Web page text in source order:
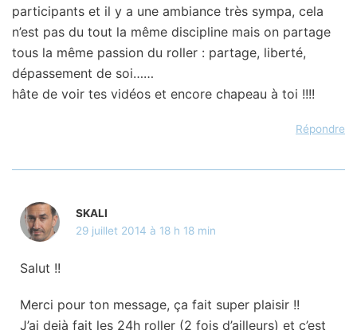
participants et il y a une ambiance très sympa, cela
n’est pas du tout la même discipline mais on partage
tous la même passion du roller : partage, liberté,
dépassement de soi……
hâte de voir tes vidéos et encore chapeau à toi !!!!
Répondre
SKALI
29 juillet 2014 à 18 h 18 min
Salut !!
Merci pour ton message, ça fait super plaisir !!
J’ai dejà fait les 24h roller (2 fois d’ailleurs) et c’est